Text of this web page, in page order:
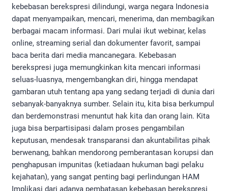
kebebasan berekspresi dilindungi, warga negara Indonesia
dapat menyampaikan, mencari, menerima, dan membagikan
berbagai macam informasi. Dari mulai ikut webinar, kelas
online, streaming serial dan dokumenter favorit, sampai
baca berita dari media mancanegara. Kebebasan
berekspresi juga memungkinkan kita mencari informasi
seluas-luasnya, mengembangkan diri, hingga mendapat
gambaran utuh tentang apa yang sedang terjadi di dunia dari
sebanyak-banyaknya sumber. Selain itu, kita bisa berkumpul
dan berdemonstrasi menuntut hak kita dan orang lain. Kita
juga bisa berpartisipasi dalam proses pengambilan
keputusan, mendesak transparansi dan akuntabilitas pihak
berwenang, bahkan mendorong pemberantasan korupsi dan
penghapusan impunitas (ketiadaan hukuman bagi pelaku
kejahatan), yang sangat penting bagi perlindungan HAM
Implikasi dari adanya pembatasan kebebasan berekspresi